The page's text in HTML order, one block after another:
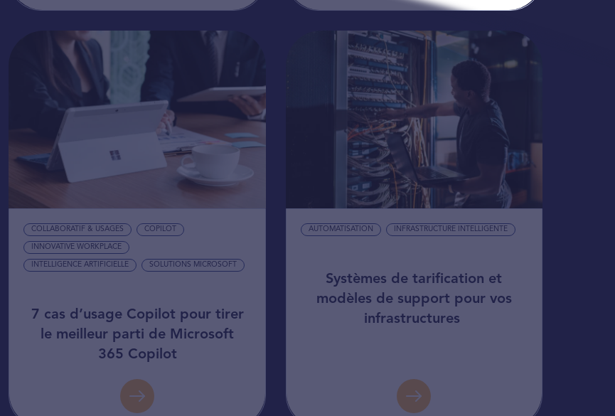
COLLABORATIF & USAGES COPILOT
INNOVATIVE WORKPLACE
INTELLIGENCE ARTIFICIELLE SOLUTIONS MICROSOFT
7 cas d’usage Copilot pour tirer
le meilleur parti de Microsoft
365 Copilot
AUTOMATISATION INFRASTRUCTURE INTELLIGENTE
Systèmes de tarification et
modèles de support pour vos
infrastructures